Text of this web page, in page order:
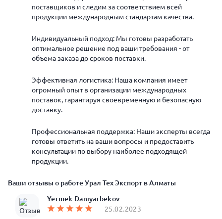
поставщиков и следим за соответствием всей
продукции международным стандартам качества.
Индивидуальный подход: Мы готовы разработать
оптимальное решение под ваши требования - от
объема заказа до сроков поставки.
Эффективная логистика: Наша компания имеет
огромный опыт в организации международных
поставок, гарантируя своевременную и безопасную
доставку.
Профессиональная поддержка: Наши эксперты всегда
готовы ответить на ваши вопросы и предоставить
консультации по выбору наиболее подходящей
продукции.
Ваши отзывы о работе Урал Тех Экспорт в Алматы
Yermek Daniyarbekov
25.02.2023